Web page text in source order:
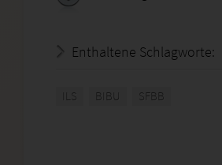
Enthaltene Schlagworte:
ILS BIBU SFBB